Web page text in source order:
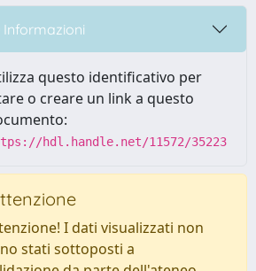
Informazioni
questo identificativo per
o creare un link a questo
hdl.handle.net/11572/35223
I dati visualizzati non
stati sottoposti a